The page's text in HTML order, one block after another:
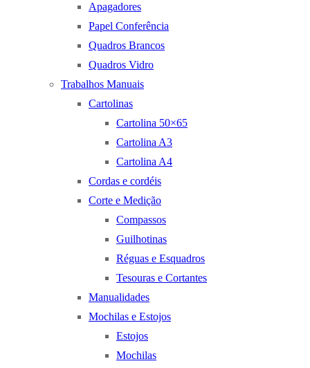
Apagadores
Papel Conferência
Quadros Brancos
Quadros Vidro
Trabalhos Manuais
Cartolinas
Cartolina 50×65
Cartolina A3
Cartolina A4
Cordas e cordéis
Corte e Medição
Compassos
Guilhotinas
Réguas e Esquadros
Tesouras e Cortantes
Manualidades
Mochilas e Estojos
Estojos
Mochilas